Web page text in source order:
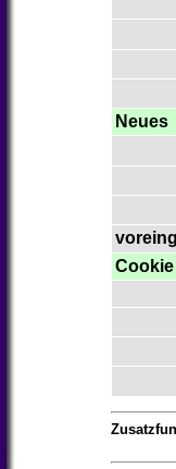
Neues
Cookie